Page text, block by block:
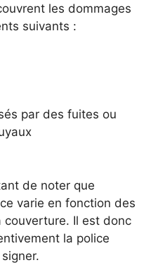
les dommages
suivants :
par des fuites ou
de noter que
varie en fonction des
Il est donc
la police